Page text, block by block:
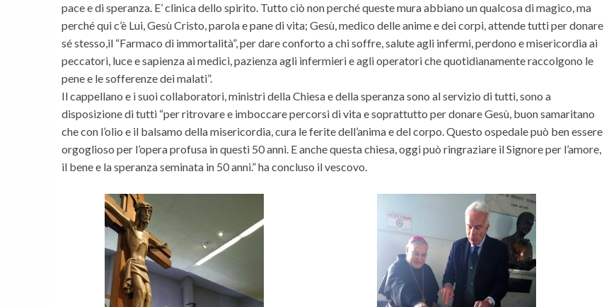
pace e di speranza. E’ clinica dello spirito. Tutto ciò non perché queste mura abbiano un qualcosa di magico, ma
perché qui c’è Lui, Gesù Cristo, parola e pane di vita; Gesù, medico delle anime e dei corpi, attende tutti per donare
sé stesso,il “Farmaco di immortalità”, per dare conforto a chi soffre, salute agli infermi, perdono e misericordia ai
peccatori, luce e sapienza ai medici, pazienza agli infermieri e agli operatori che quotidianamente raccolgono le
pene e le sofferenze dei malati”.
Il cappellano e i suoi collaboratori, ministri della Chiesa e della speranza sono al servizio di tutti, sono a
disposizione di tutti “per ritrovare e imboccare percorsi di vita e soprattutto per donare Gesù, buon samaritano
che con l’olio e il balsamo della misericordia, cura le ferite dell’anima e del corpo. Questo ospedale può ben essere
orgoglioso per l’opera profusa in questi 50 anni. E anche questa chiesa, oggi può ringraziare il Signore per l’amore,
il bene e la speranza seminata in 50 anni.” ha concluso il vescovo.